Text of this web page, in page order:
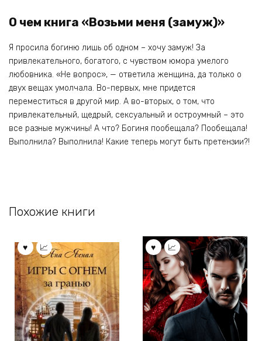
О чем книга «Возьми меня (замуж)»
Я просила богиню лишь об одном – хочу замуж! За
привлекательного, богатого, с чувством юмора умелого
любовника. «Не вопрос», — ответила женщина, да только о
двух вещах умолчала. Во-первых, мне придется
переместиться в другой мир. А во-вторых, о том, что
привлекательный, щедрый, сексуальный и остроумный – это
все разные мужчины! А что? Богиня пообещала? Пообещала!
Выполнила? Выполнила! Какие теперь могут быть претензии?!
Похожие книги